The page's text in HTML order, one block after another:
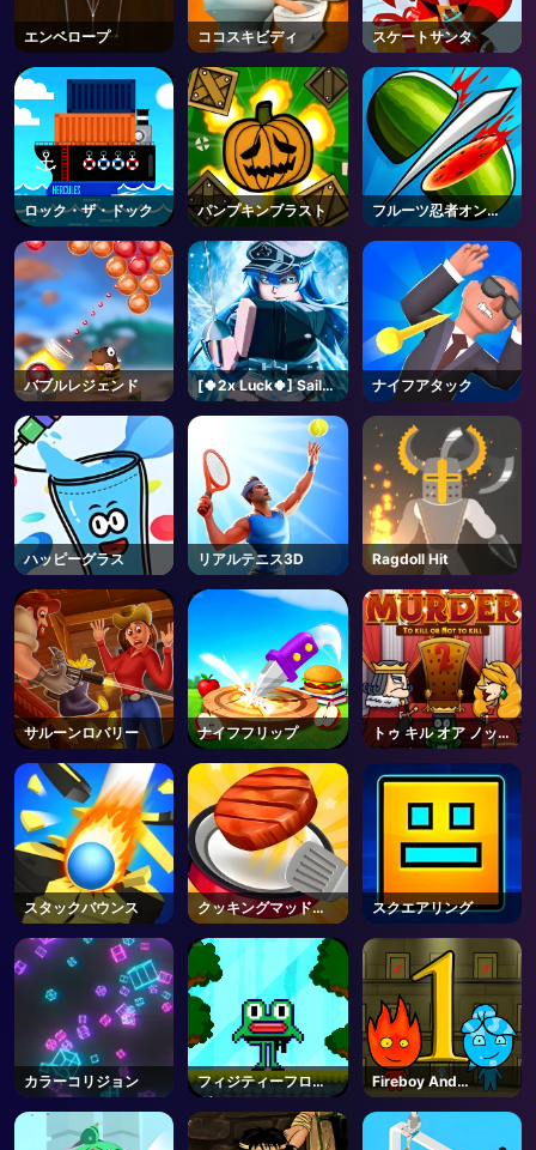
AD
エンベロープ ココスキビディ スケートサンタ
ロック・ザ・ドック パンプキンブラスト
フルーツ忍者オンラ
イン
バブルレジェンド
[🍀2x Luck🍀] Sailor
Piece-Roblox
ナイフアタック
ハッピーグラス リアルテニス3D Ragdoll Hit
サルーンロバリー ナイフフリップ
トゥ キル オア ノット
トゥ キル
スタックバウンス
クッキングマッドネ
ス
スクエアリング
カラーコリジョン
フィジティーフロッ
グ
Fireboy And
Watergirl 1